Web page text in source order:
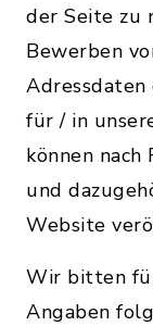
der Seite zu
Bewerben
für / in
können
und
Website
Wir bitten
Angaben